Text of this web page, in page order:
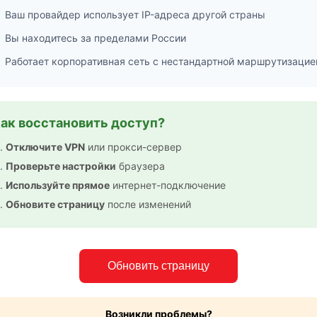
Ваш провайдер использует IP-адреса другой страны
Вы находитесь за пределами России
Работает корпоративная сеть с нестандартной
восстановить доступ?
Отключите VPN или прокси-сервер
Проверьте настройки браузера
Используйте прямое интернет-подключение
Обновите страницу после изменений
Обновить страницу
Возникли проблемы?